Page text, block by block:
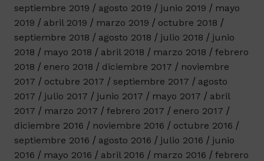
septiembre 2019
agosto 2019 junio 2019
mayo
2019
abril 2019 marzo 2019
octubre 2018
septiembre 2018
agosto 2018 julio 2018
junio
2018
mayo 2018 abril 2018 marzo 2018
febrero
2018
enero 2018 diciembre 2017
noviembre
2017
octubre 2017 septiembre 2017
agosto
2017
julio 2017 junio 2017 mayo 2017
abril
2017
marzo 2017 febrero 2017
enero 2017
diciembre 2016
noviembre 2016
octubre 2016
septiembre 2016
agosto 2016 julio 2016
junio
2016
mayo 2016 abril 2016 marzo 2016
febrero